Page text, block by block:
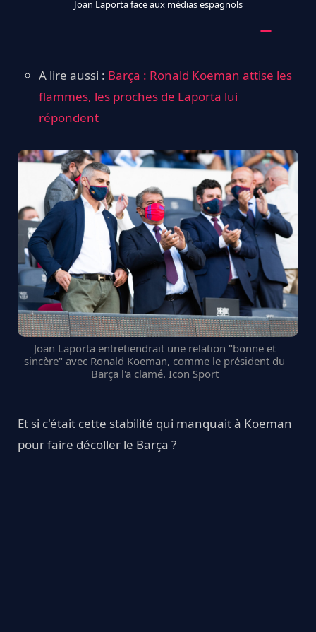
Joan Laporta face aux médias espagnols
A lire aussi : Barça : Ronald Koeman attise les
flammes, les proches de Laporta lui
répondent
Joan Laporta entretiendrait une relation "bonne et
sincère" avec Ronald Koeman, comme le président du
Barça l'a clamé. Icon Sport
Et si c'était cette stabilité qui manquait à Koeman
pour faire décoller le Barça ?